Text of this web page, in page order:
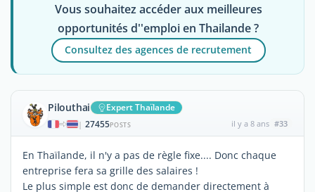
Vous souhaitez accéder aux meilleures
opportunités d''emploi en Thailande ?
Consultez des agences de recrutement
Pilouthai Expert Thaïlande
| 27455POSTS il y a 8 ans #33
En Thaïlande, il n'y a pas de règle fixe.... Donc chaque
entreprise fera sa grille des salaires !
Le plus simple est donc de demander directement à